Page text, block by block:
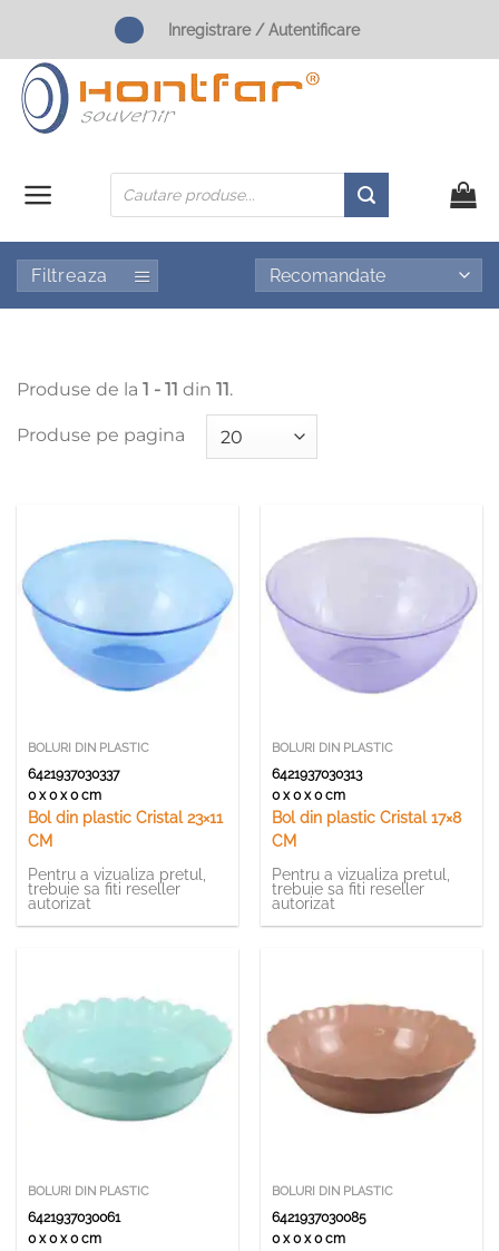
content
Inregistrare / Autentificare
Products
search
Filtreaza
Produse de la 1 - 11 din 11.
Produse pe pagina
BOLURI DIN PLASTIC
6421937030337
0 x 0 x 0 cm
Bol din plastic Cristal 23×11
CM
Pentru a vizualiza pretul,
trebuie sa fiti reseller
autorizat
BOLURI DIN PLASTIC
6421937030313
0 x 0 x 0 cm
Bol din plastic Cristal 17×8
CM
Pentru a vizualiza pretul,
trebuie sa fiti reseller
autorizat
BOLURI DIN PLASTIC
6421937030061
0 x 0 x 0 cm
BOLURI DIN PLASTIC
6421937030085
0 x 0 x 0 cm